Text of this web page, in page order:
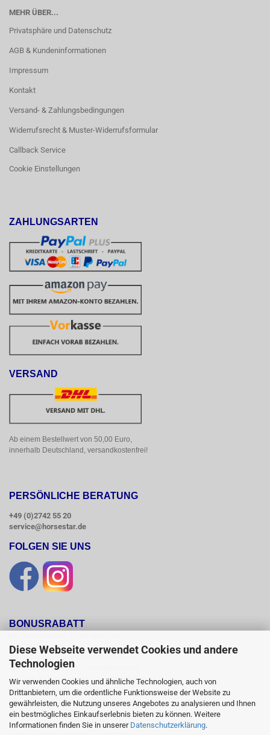
Diese Webseite verwendet Cookies und andere
Technologien
Wir verwenden Cookies und ähnliche Technologien, auch von
Drittanbietern, um die ordentliche Funktionsweise der Website zu
gewährleisten, die Nutzung unseres Angebotes zu analysieren und Ihnen
ein bestmögliches Einkaufserlebnis bieten zu können. Weitere
Informationen finden Sie in unserer Datenschutzerklärung.
MEHR ÜBER...
Privatsphäre und Datenschutz
AGB & Kundeninformationen
Impressum
Kontakt
Versand- & Zahlungsbedingungen
Widerrufsrecht & Muster-Widerrufsformular
Callback Service
Cookie Einstellungen
ZAHLUNGSARTEN
VERSAND
Ab einem Bestellwert von 50,00 Euro,
innerhalb Deutschland, versandkostenfrei!
PERSÖNLICHE BERATUNG
+49 (0)2742 55 20
service@horsestar.de
FOLGEN SIE UNS
BONUSRABATT
Bonusrabatt.
Ab einem Bestellwert von 250,00 Euro
erhalten Sie 10 %, ab einem Bestellwert
von 500,00 Euro erhalten Sie 12% und ab
einem  Bestellwert von 1500,00 Euro
15 % Bonusrabatt auf reguläre Ware.
Reduzierte Artikel und Sättel sind vom
Bonusrabattsystem ausgeschlossen.